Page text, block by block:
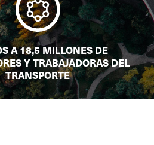
A 18,5 MILLONES DE
Y TRABAJADORAS DEL
TRANSPORTE